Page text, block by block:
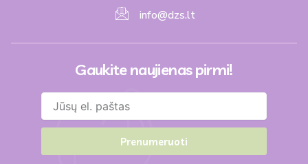
info@dzs.lt
Gaukite naujienas pirmi!
Prenumeruoti